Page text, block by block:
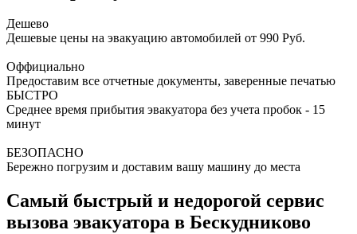
Дешево
Дешевые цены на эвакуацию автомобилей от 990 Руб.
Оффициально
Предоставим все отчетные документы, заверенные печатью
БЫСТРО
Среднее время прибытия эвакуатора без учета пробок - 15
минут
БЕЗОПАСНО
Бережно погрузим и доставим вашу машину до места
Самый быстрый и недорогой сервис
вызова эвакуатора в Бескудниково